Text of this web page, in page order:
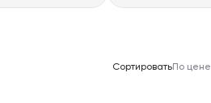
СортироватьПо цене